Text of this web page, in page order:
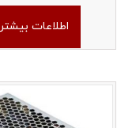
اطلاعات بیشتر